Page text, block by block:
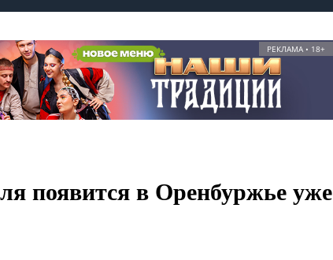
РЕКЛАМА • 18+
появится в Оренбуржье уже